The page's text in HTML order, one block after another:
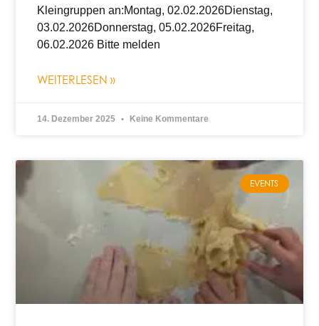
Kleingruppen an:Montag, 02.02.2026Dienstag,
03.02.2026Donnerstag, 05.02.2026Freitag,
06.02.2026 Bitte melden
WEITERLESEN »
14. Dezember 2025 Keine Kommentare
EVENTS